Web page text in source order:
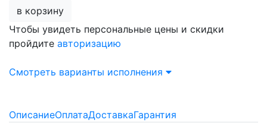
в корзину
Чтобы увидеть персональные цены и скидки
пройдите авторизацию
Смотреть варианты исполнения
ОписаниеОплатаДоставкаГарантия